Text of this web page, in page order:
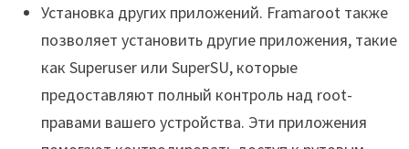
Установка других приложений. Framaroot также
позволяет установить другие приложения, такие
как Superuser или SuperSU, которые
предоставляют полный контроль над root-
правами вашего устройства. Эти приложения